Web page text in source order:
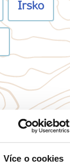
Více o cookies
Irsko